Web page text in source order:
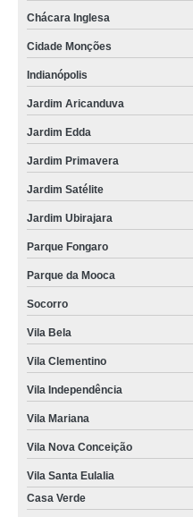
Chácara Inglesa
Cidade Monções
Indianópolis
Jardim Aricanduva
Jardim Edda
Jardim Primavera
Jardim Satélite
Jardim Ubirajara
Parque Fongaro
Parque da Mooca
Socorro
Vila Bela
Vila Clementino
Vila Independência
Vila Mariana
Vila Nova Conceição
Vila Santa Eulalia
Casa Verde